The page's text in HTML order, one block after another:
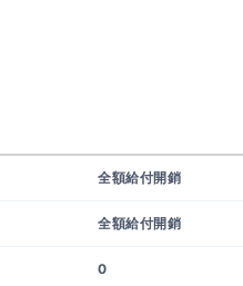
全額給付開銷
全額給付開銷
0